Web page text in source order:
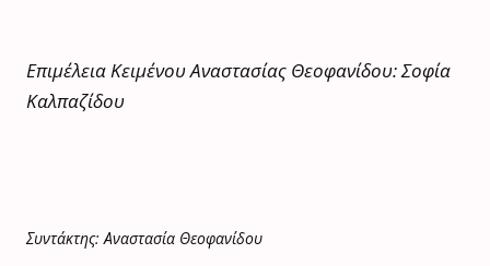
Επιμέλεια Κειμένου Αναστασίας Θεοφανίδου: Σοφία
Καλπαζίδου
Συντάκτης: Αναστασία Θεοφανίδου